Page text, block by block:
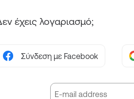
έχεις λογαριασμό;
Σύνδεση με Facebook